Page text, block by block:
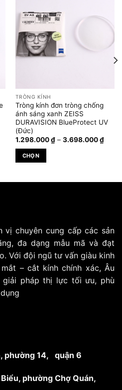
₫.
TRÒNG KÍNH
Tròng kính đơn tròng chống
ánh sáng xanh ZEISS
DURAVISION BlueProtect UV
(Đức)
1.298.000₫ – 3.698.000₫
giá:
CHỌN
thể.
Các
tùy
chọn
có
thể
được
vị chuyên cung cấp các sản
đa dạng mẫu mã và đạt
Với đội ngũ tư vấn giàu kinh
– cắt kính chính xác, Âu
pháp thị lực tối ưu, phù
phường 14, quận 6
phường Chợ Quán,